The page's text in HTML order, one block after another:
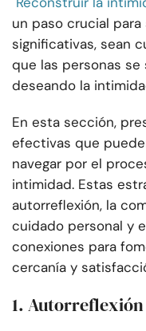
un paso crucial
significativas, sean
que las personas se
deseando la
En esta sección,
efectivas que
navegar por el
intimidad. Estas
autorreflexión, la
cuidado personal y
conexiones para
cercanía y
1. Autorreflexión